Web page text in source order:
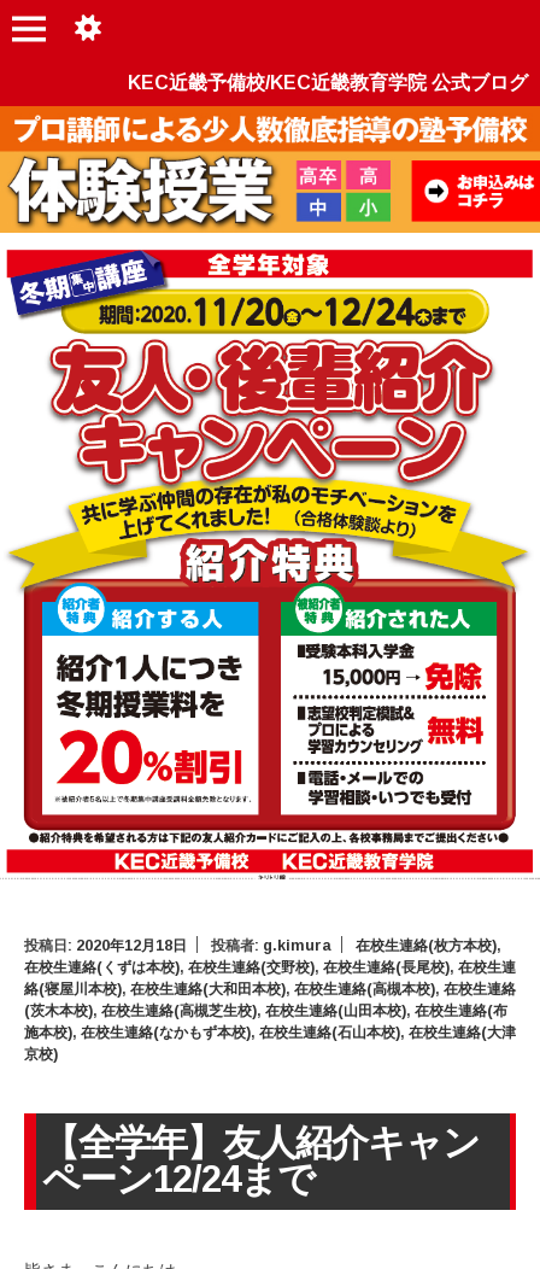
KEC近畿予備校/KEC近畿教育学院 公式ブログ
投稿日: 2020年12月18日 投稿者: g.kimura 在校生連絡(枚方本校),
在校生連絡(くずは本校), 在校生連絡(交野校), 在校生連絡(長尾校), 在校生連
絡(寝屋川本校), 在校生連絡(大和田本校), 在校生連絡(高槻本校), 在校生連絡
(茨木本校), 在校生連絡(高槻芝生校), 在校生連絡(山田本校), 在校生連絡(布
施本校), 在校生連絡(なかもず本校), 在校生連絡(石山本校), 在校生連絡(大津
京校)
【全学年】友人紹介キャン
ペーン12/24まで